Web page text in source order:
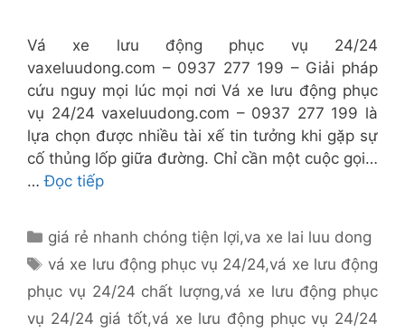
Vá xe lưu động phục vụ 24/24
vaxeluudong.com – 0937 277 199 – Giải pháp
cứu nguy mọi lúc mọi nơi Vá xe lưu động phục
vụ 24/24 vaxeluudong.com – 0937 277 199 là
lựa chọn được nhiều tài xế tin tưởng khi gặp sự
cố thủng lốp giữa đường. Chỉ cần một cuộc gọi…
…Đọc tiếp
Danh
mục
giá rẻ nhanh chóng tiện lợi,va xe lai luu dong
Thẻ
vá xe lưu động phục vụ 24/24,vá xe lưu động
phục vụ 24/24 chất lượng,vá xe lưu động phục
vụ 24/24 giá tốt,vá xe lưu động phục vụ 24/24